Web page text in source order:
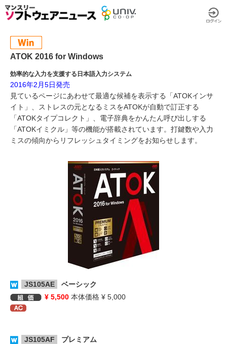
ATOK 2016 for Windows
効率的な入力を支援する日本語入力システム
2016年2月5日発売
見ているページにあわせて最適な候補を表示する「ATOKインサ
イト」、ストレスの元となるミスをATOKが自動で訂正する
「ATOKタイプコレクト」、電子辞典をかんたん呼び出しする
「ATOKイミクル」等の機能が搭載されています。打鍵数や入力
ミスの傾向からリフレッシュタイミングをお知らせします。
JS105AE
ベーシック
¥ 5,500 本体価格 ¥ 5,000
JS105AF
プレミアム